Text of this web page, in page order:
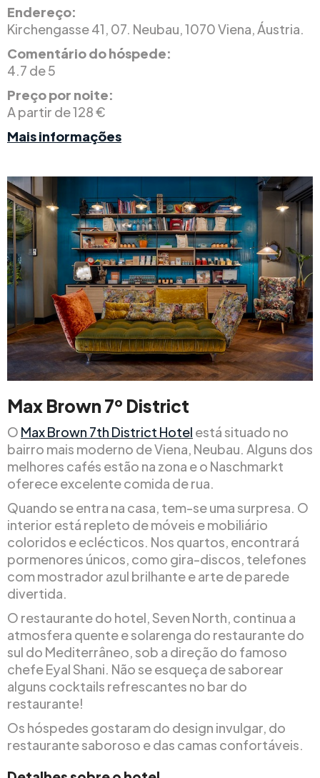
Endereço:
Kirchengasse 41, 07. Neubau, 1070 Viena, Áustria.
Comentário do hóspede:
4.7 de 5
Preço por noite:
A partir de 128 €
Mais informações
Max Brown 7º District
O Max Brown 7th District Hotel está situado no
bairro mais moderno de Viena, Neubau. Alguns dos
melhores cafés estão na zona e o Naschmarkt
oferece excelente comida de rua.
Quando se entra na casa, tem-se uma surpresa. O
interior está repleto de móveis e mobiliário
coloridos e eclécticos. Nos quartos, encontrará
pormenores únicos, como gira-discos, telefones
com mostrador azul brilhante e arte de parede
divertida.
O restaurante do hotel, Seven North, continua a
atmosfera quente e solarenga do restaurante do
sul do Mediterrâneo, sob a direção do famoso
chefe Eyal Shani. Não se esqueça de saborear
alguns cocktails refrescantes no bar do
restaurante!
Os hóspedes gostaram do design invulgar, do
restaurante saboroso e das camas confortáveis.